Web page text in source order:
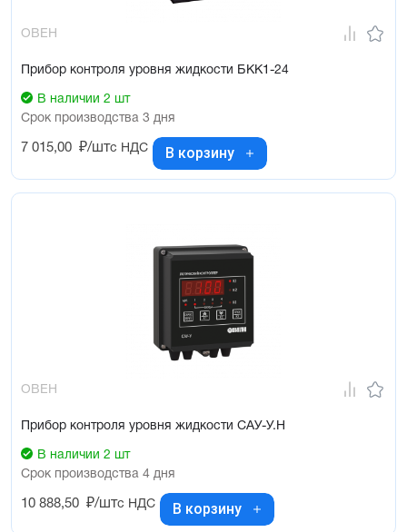
ОВЕН
Прибор контроля уровня жидкости БКК1-24
В наличии 2 шт
Срок производства 3 дня
7 015,00 ₽/штс НДС В корзину
ОВЕН
Прибор контроля уровня жидкости САУ-У.Н
В наличии 2 шт
Срок производства 4 дня
10 888,50 ₽/штс НДС В корзину